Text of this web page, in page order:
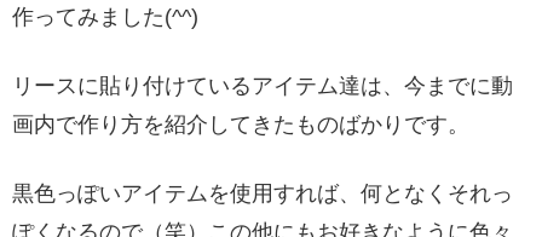
作ってみました(^^)
リースに貼り付けているアイテム達は、今までに動
画内で作り方を紹介してきたものばかりです。
黒色っぽいアイテムを使用すれば、何となくそれっ